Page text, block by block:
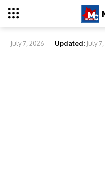
July 7, 2026 Updated: July